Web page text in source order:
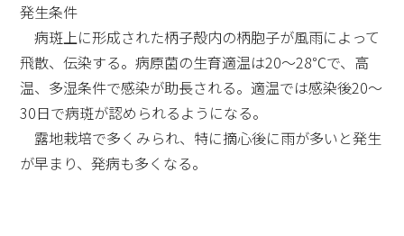
発生条件
病斑上に形成された柄子殻内の柄胞子が風雨によって
飛散、伝染する。病原菌の生育適温は20～28℃で、高
温、多湿条件で感染が助長される。適温では感染後20～
30日で病斑が認められるようになる。
露地栽培で多くみられ、特に摘心後に雨が多いと発生
が早まり、発病も多くなる。